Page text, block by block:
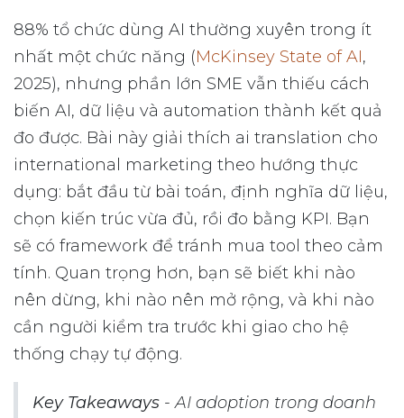
88% tổ chức dùng AI thường xuyên trong ít
nhất một chức năng (McKinsey State of AI,
2025), nhưng phần lớn SME vẫn thiếu cách
biến AI, dữ liệu và automation thành kết quả
đo được. Bài này giải thích ai translation cho
international marketing theo hướng thực
dụng: bắt đầu từ bài toán, định nghĩa dữ liệu,
chọn kiến trúc vừa đủ, rồi đo bằng KPI. Bạn
sẽ có framework để tránh mua tool theo cảm
tính. Quan trọng hơn, bạn sẽ biết khi nào
nên dừng, khi nào nên mở rộng, và khi nào
cần người kiểm tra trước khi giao cho hệ
thống chạy tự động.
Key Takeaways - AI adoption trong doanh